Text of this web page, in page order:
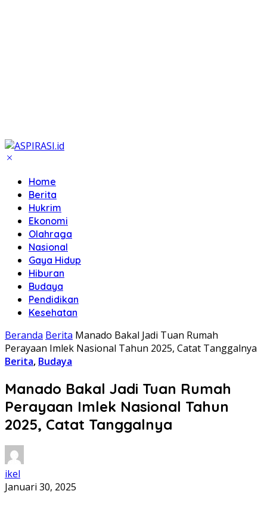
Home
Berita
Hukrim
Ekonomi
Olahraga
Nasional
Gaya Hidup
Hiburan
Budaya
Pendidikan
Kesehatan
Beranda Berita Manado Bakal Jadi Tuan Rumah
Perayaan Imlek Nasional Tahun 2025, Catat Tanggalnya
Berita, Budaya
Manado Bakal Jadi Tuan Rumah
Perayaan Imlek Nasional Tahun
2025, Catat Tanggalnya
ikel
Januari 30, 2025